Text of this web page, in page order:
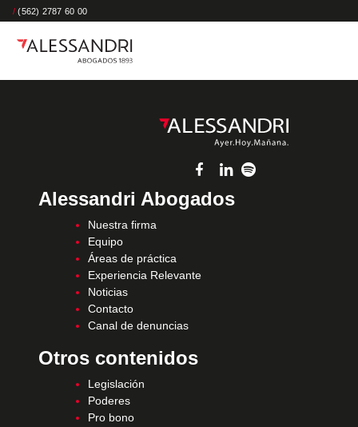
/ (562) 2787 60 00
Alessandri Abogados
Nuestra firma
Equipo
Áreas de práctica
Experiencia Relevante
Noticias
Contacto
Canal de denuncias
Otros contenidos
Legislación
Poderes
Pro bono